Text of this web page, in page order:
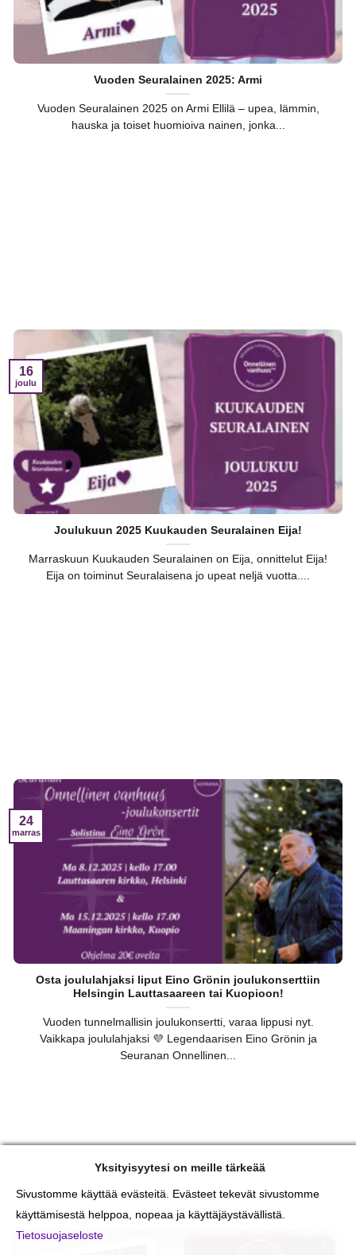
Vuoden Seuralainen 2025: Armi
Vuoden Seuralainen 2025 on Armi Ellilä – upea, lämmin,
hauska ja toiset huomioiva nainen, jonka...
Joulukuun 2025 Kuukauden Seuralainen Eija!
Marraskuun Kuukauden Seuralainen on Eija, onnittelut Eija!
Eija on toiminut Seuralaisena jo upeat neljä vuotta....
16
joulu
Osta joululahjaksi liput Eino Grönin joulukonserttiin
Helsingin Lauttasaareen tai Kuopioon!
Vuoden tunnelmallisin joulukonsertti, varaa lippusi nyt.
Vaikkapa joululahjaksi 💜 Legendaarisen Eino Grönin ja
Seuranan Onnellinen...
24
marras
Yksityisyytesi on meille tärkeää
Sivustomme käyttää evästeitä. Evästeet tekevät sivustomme
käyttämisestä helppoa, nopeaa ja käyttäjäystävällistä.
Tietosuojaseloste